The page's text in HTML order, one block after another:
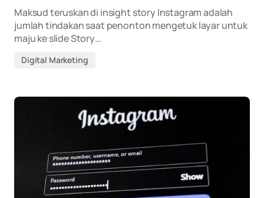
Maksud teruskan di insight story Instagram adalah
jumlah tindakan saat penonton mengetuk layar untuk
maju ke slide Story…
Digital Marketing